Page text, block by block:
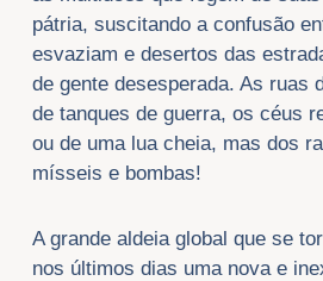
pátria, suscitando a confusão
esvaziam e desertos das
de gente desesperada. As ruas
de tanques de guerra, os céus
ou de uma lua cheia, mas dos
mísseis e bombas!
A grande aldeia global que se
nos últimos dias uma nova e